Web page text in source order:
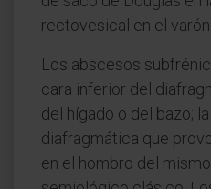
rectovesical en el
Los abscesos
cara inferior del
del hígado o del bazo;
diafragmática que
en el hombro del